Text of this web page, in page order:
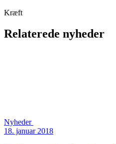
Kræft
Relaterede nyheder
Nyheder
18. januar 2018